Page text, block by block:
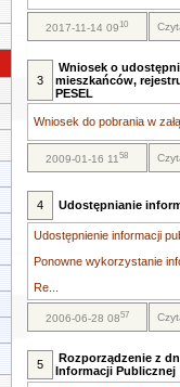
2017-11-14 0910
3
Wniosek o
mieszkańców,
PESEL
Wniosek do pobrania w
2009-01-16 1158
4 Udostępnianie
Udostępnienie informacji
Ponowne wykorzystanie
Re...
2006-06-28 0857
5
Rozporządzenie z
Informacji Publicznej